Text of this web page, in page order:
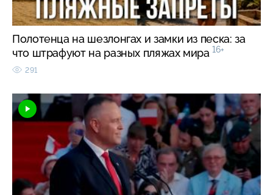
Полотенца на шезлонгах и замки из песка: за
что штрафуют на разных пляжах мира 16+
291